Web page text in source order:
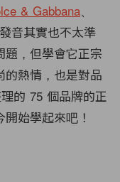
& Gabbana
音其實也不太準
，但學會它正宗
的熱情，也是對品
的 75 個品牌的正
始學起來吧！